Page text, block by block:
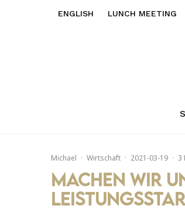
ENGLISH LUNCH MEETING
Michael · Wirtschaft · 2021-03-19 · 3
Machen wir